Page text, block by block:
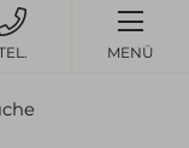
MENÜ